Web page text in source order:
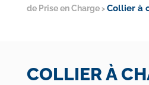
de Prise en Charge> Collier à
COLLIER À